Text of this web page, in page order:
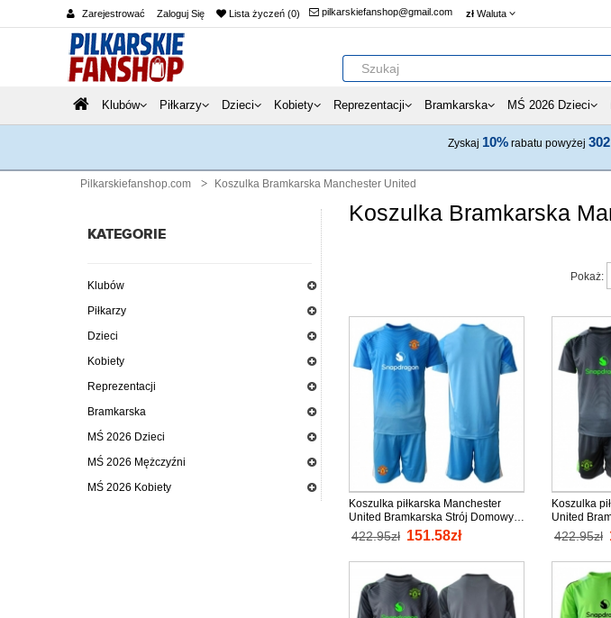
Zarejestrować Zaloguj Się Lista życzeń (0) pilkarskiefanshop@gmail.com zł Waluta
Klubów Piłkarzy Dzieci Kobiety Reprezentacji Bramkarska MŚ 2026 Dzieci
Zyskaj 10%rabatu powyżej 302
Pilkarskiefanshop.com Koszulka Bramkarska Manchester United
KATEGORIE
Klubów
Piłkarzy
Dzieci
Kobiety
Reprezentacji
Bramkarska
MŚ 2026 Dzieci
MŚ 2026 Mężczyźni
MŚ 2026 Kobiety
Koszulka Bramkarska
Pokaż:
Koszulka piłkarska Manchester
United Bramkarska Strój Domowy
dla dzieci 2025-26 tanio Krótki
Rękaw (+ Krótkie spodenki)
422.95zł 151.58zł
Koszulka
United
dla dzieci
Rękaw (+
422.95zł